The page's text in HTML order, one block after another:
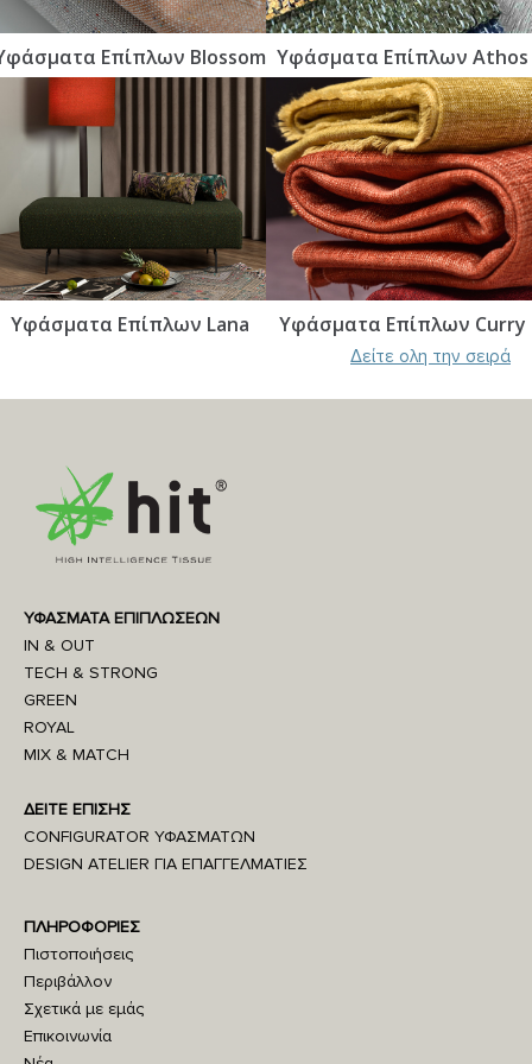
Επίπλων Blossom Υφάσματα Επίπλων Athos
Υφάσματα Επίπλων Lana Υφάσματα Επίπλων Curry
Δείτε ολη την σειρά
ΥΦΑΣΜΑΤΑ ΕΠΙΠΛΩΣΕΩΝ
IN & OUT
TECH & STRONG
GREEN
ROYAL
MIX & MATCH
ΔΕΙΤΕ ΕΠΙΣΗΣ
CONFIGURATOR ΥΦΑΣΜΑΤΩΝ
DESIGN ATELIER ΓΙΑ ΕΠΑΓΓΕΛΜΑΤΙΕΣ
ΠΛΗΡΟΦΟΡΙΕΣ
Πιστοποιήσεις
Περιβάλλον
Σχετικά με εμάς
Επικοινωνία